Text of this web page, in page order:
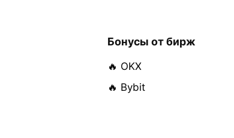
Бонусы от бирж
🔥 OKX
🔥 Bybit